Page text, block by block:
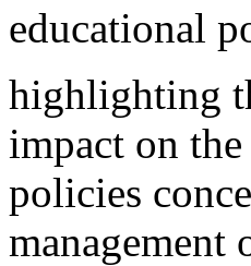
educational
highlighting
impact on
policies
management